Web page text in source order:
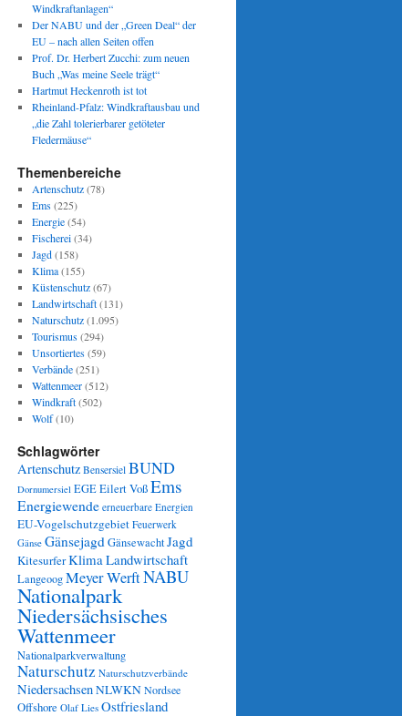
Windkraftanlagen“
Der NABU und der „Green Deal“ der
EU – nach allen Seiten offen
Prof. Dr. Herbert Zucchi: zum neuen
Buch „Was meine Seele trägt“
Hartmut Heckenroth ist tot
Rheinland-Pfalz: Windkraftausbau und
„die Zahl tolerierbarer getöteter
Fledermäuse“
Themenbereiche
Artenschutz(78)
Ems(225)
Energie(54)
Fischerei(34)
Jagd(158)
Klima(155)
Küstenschutz(67)
Landwirtschaft(131)
Naturschutz(1.095)
Tourismus(294)
Unsortiertes(59)
Verbände(251)
Wattenmeer(512)
Windkraft(502)
Wolf(10)
Schlagwörter
Artenschutz Bensersiel BUND
Dornumersiel EGEEilert VoßEms
Energiewende erneuerbare Energien
EU-Vogelschutzgebiet Feuerwerk
Gänse GänsejagdGänsewachtJagd
KitesurferKlimaLandwirtschaft
LangeoogMeyer WerftNABU
Nationalpark
Niedersächsisches
Wattenmeer
Nationalparkverwaltung
Naturschutz Naturschutzverbände
NiedersachsenNLWKNNordsee
Offshore Olaf Lies Ostfriesland